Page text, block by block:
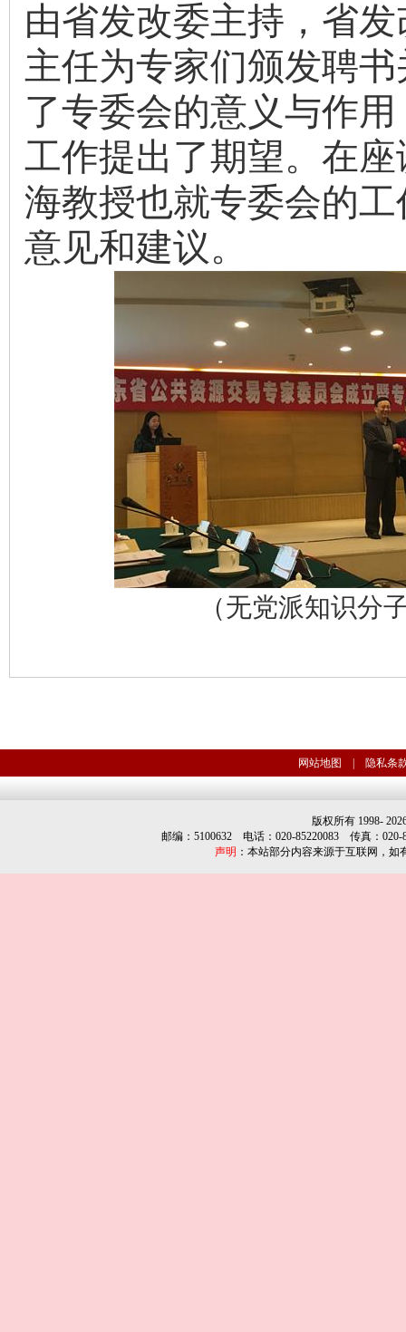
由省发改委主持，省
主任为专家们颁发聘
了专委会的意义与作
工作提出了期望。在
海教授也就专委会的
意见和建议。
（无党派知识分子
网站地图 隐私条
版权所有 1998-
邮编：5100632 电话：020-85220083 传真：
声明 ：本站部分内容来源于互联网，如